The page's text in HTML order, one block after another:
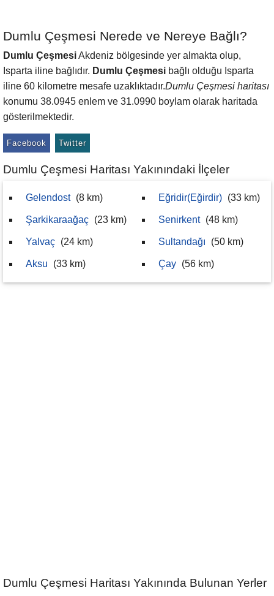
Dumlu Çeşmesi Nerede ve Nereye Bağlı?
Dumlu ÇeşmesiAkdeniz bölgesinde yer almakta olup,
Isparta iline bağlıdır. Dumlu Çeşmesi bağlı olduğu Isparta
iline 60 kilometre mesafe uzaklıktadır.Dumlu Çeşmesi haritası
konumu 38.0945 enlem ve 31.0990 boylam olarak haritada
gösterilmektedir.
Facebook Twitter
Dumlu Çeşmesi Haritası Yakınındaki İlçeler
Gelendost (8 km)
Şarkikaraağaç (23 km)
Yalvaç (24 km)
Aksu (33 km)
Eğridir(Eğirdir) (33 km)
Senirkent (48 km)
Sultandağı (50 km)
Çay (56 km)
Dumlu Çeşmesi Haritası Yakınında Bulunan Yerler